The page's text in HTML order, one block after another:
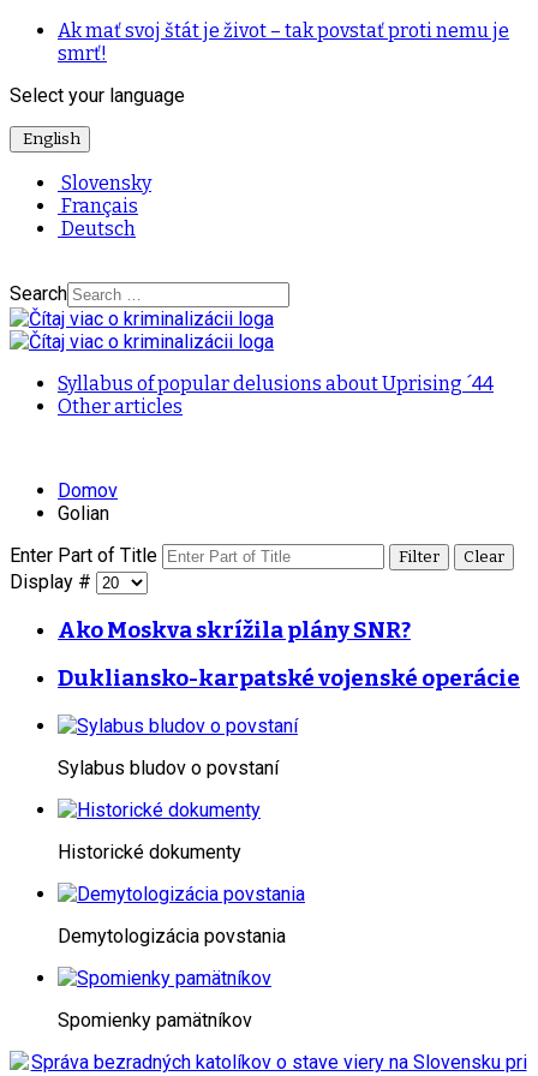
Ak mať svoj štát je život – tak povstať proti nemu je
smrť!
Select your language
English
Slovensky
Français
Deutsch
Search
Syllabus of popular delusions about Uprising ´44
Other articles
Domov
Golian
Enter Part of Title
Filter Clear
Display #
Ako Moskva skrížila plány SNR?
Dukliansko-karpatské vojenské operácie
Sylabus bludov o povstaní
Historické dokumenty
Demytologizácia povstania
Spomienky pamätníkov